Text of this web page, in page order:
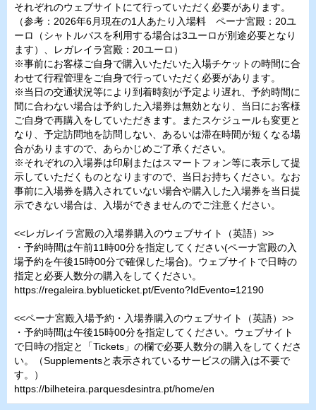
それぞれのウェブサイトにて行っていただく必要があります。
（参考：2026年6月現在の1人あたり入場料 ペーナ宮殿：20ユ
ーロ（シャトルバスを利用する場合は3ユーロが別途必要となり
ます）、レガレイラ宮殿：20ユーロ）
※事前にお客様ご自身で購入いただいた入場チケットの時間に合
わせて行程管理をご自身で行っていただく必要があります。
※当日の交通状況等により到着時刻が予定より遅れ、予約時間に
間に合わない場合は予約した入場券は無効となり、当日にお客様
ご自身で再購入をしていただきます。またスケジュールも変更と
なり、予定訪問地を訪問しない、あるいは滞在時間が短くなる場
合がありますので、あらかじめご了承ください。
※それぞれの入場券は印刷またはスマートフォン等に表示して提
示していただくものとなりますので、当日お持ちください。なお
事前に入場券を購入されていない場合や購入した入場券を当日提
示できない場合は、入場ができませんのでご注意ください。
<<レガレイラ宮殿の入場券購入のウェブサイト（英語）>>
・予約時間は午前11時00分を指定してください(ペーナ宮殿の入
場予約を午後15時00分で確保した場合)。ウェブサイトで日時の
指定と必要人数分の購入をしてください。
https://regaleira.byblueticket.pt/Evento?IdEvento=12190
<<ペーナ宮殿入場予約・入場券購入のウェブサイト（英語）>>
・予約時間は午後15時00分を指定してください。ウェブサイト
で日時の指定と「Tickets」の欄で必要人数分の購入をしてくださ
い。（Supplementsと表示されているサービスの購入は不要で
す。）
https://bilheteira.parquesdesintra.pt/home/en